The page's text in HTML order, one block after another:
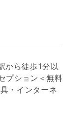
から徒歩1分以
プション＜無料
・インターネ